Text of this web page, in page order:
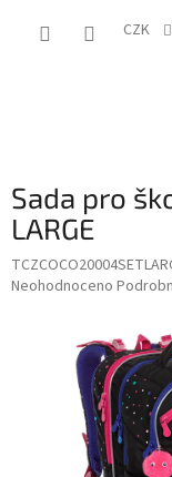
CZK
Sada pro
LARGE
Průměrné
hvězdiček.
Neohodnoceno